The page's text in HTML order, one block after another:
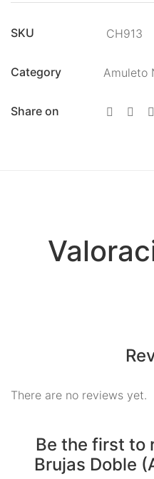
Llamadores de Angeles,
Mano de Fátima y Ojo
Para El Amor
Para Equilibrio
Baños y Despojos
Hierbas y Plantas para
SKU CH913
Category Amuleto
Share on
There are no reviews yet.
Be the first to
Brujas Doble